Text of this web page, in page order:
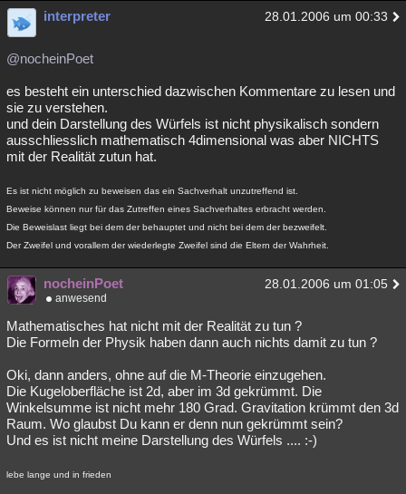
Astronomie Helpdesk Gaming Filme
Musik Clash
Besucht Teilgenommen
Lesenswert Schlüsselwörter
interpreter 28.01.2006 um 00:33
@nocheinPoet
es besteht ein unterschied dazwischen Kommentare zu lesen und
sie zu verstehen.
und dein Darstellung des Würfels ist nicht physikalisch sondern
ausschliesslich mathematisch 4dimensional was aber NICHTS
mit der Realität zutun hat.
Es ist nicht möglich zu beweisen das ein Sachverhalt unzutreffend ist.
Beweise können nur für das Zutreffen eines Sachverhaltes erbracht werden.
Die Beweislast liegt bei dem der behauptet und nicht bei dem der bezweifelt.
Der Zweifel und vorallem der wiederlegte Zweifel sind die Eltern der Wahrheit.
nocheinPoet 28.01.2006 um 01:05
anwesend
Mathematisches hat nicht mit der Realität zu tun ?
Die Formeln der Physik haben dann auch nichts damit zu tun ?
Oki, dann anders, ohne auf die M-Theorie einzugehen.
Die Kugeloberfläche ist 2d, aber im 3d gekrümmt. Die
Winkelsumme ist nicht mehr 180 Grad. Gravitation krümmt den 3d
Raum. Wo glaubst Du kann er denn nun gekrümmt sein?
Und es ist nicht meine Darstellung des Würfels .... :-)
lebe lange und in frieden